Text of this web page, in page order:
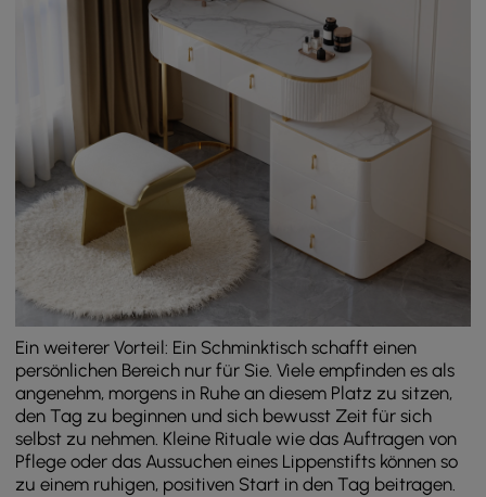
Ein weiterer Vorteil: Ein Schminktisch schafft einen
persönlichen Bereich nur für Sie. Viele empfinden es als
angenehm, morgens in Ruhe an diesem Platz zu sitzen,
den Tag zu beginnen und sich bewusst Zeit für sich
selbst zu nehmen. Kleine Rituale wie das Auftragen von
Pflege oder das Aussuchen eines Lippenstifts können so
zu einem ruhigen, positiven Start in den Tag beitragen.